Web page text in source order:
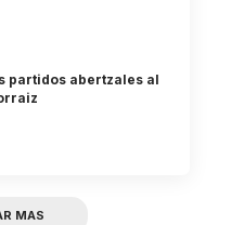
partidos abertzales al
MAS